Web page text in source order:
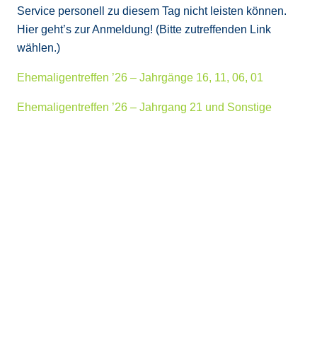
Service personell zu diesem Tag nicht leisten können.
Hier geht’s zur Anmeldung! (Bitte zutreffenden Link
wählen.)
Ehemaligentreffen ’26 – Jahrgänge 16, 11, 06, 01
Ehemaligentreffen ’26 – Jahrgang 21 und Sonstige